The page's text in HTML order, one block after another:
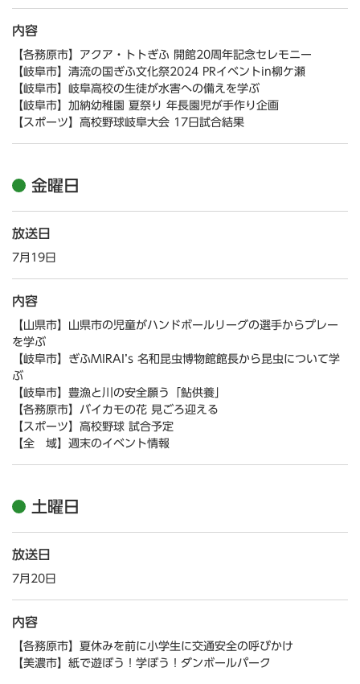
内容
【各務原市】アクア・トトぎふ 開館20周年記念セレモニー
【岐阜市】清流の国ぎふ文化祭2024 PRイベントin柳ケ瀬
【岐阜市】岐阜高校の生徒が水害への備えを学ぶ
【岐阜市】加納幼稚園 夏祭り 年長園児が手作り企画
【スポーツ】高校野球岐阜大会 17日試合結果
金曜日
放送日
7月19日
内容
【山県市】山県市の児童がハンドボールリーグの選手からプレー
を学ぶ
【岐阜市】ぎふMIRAI’s 名和昆虫博物館館長から昆虫について学
ぶ
【岐阜市】豊漁と川の安全願う「鮎供養」
【各務原市】バイカモの花 見ごろ迎える
【スポーツ】高校野球 試合予定
【全 域】週末のイベント情報
土曜日
放送日
7月20日
内容
【各務原市】夏休みを前に小学生に交通安全の呼びかけ
【美濃市】紙で遊ぼう！学ぼう！ダンボールパーク